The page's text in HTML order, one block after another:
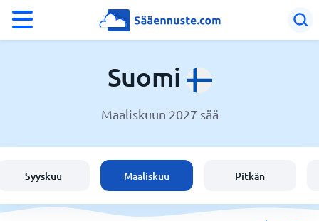
Sijaintini
Suomi
Maaliskuun 2027 sää
Syyskuu Maaliskuu Pitkän